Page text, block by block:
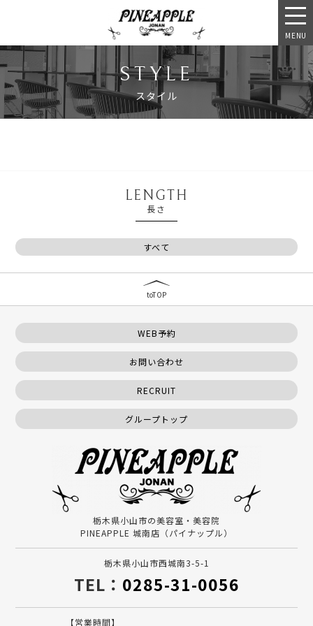
MENU
STYLE
スタイル
LENGTH
長さ
すべて
toTOP
WEB予約
お問い合わせ
RECRUIT
グループトップ
栃木県小山市の美容室・美容院
PINEAPPLE 城南店（パイナップル）
栃木県小山市西城南3-5-1
TEL： 0285-31-0056
【営業時間】